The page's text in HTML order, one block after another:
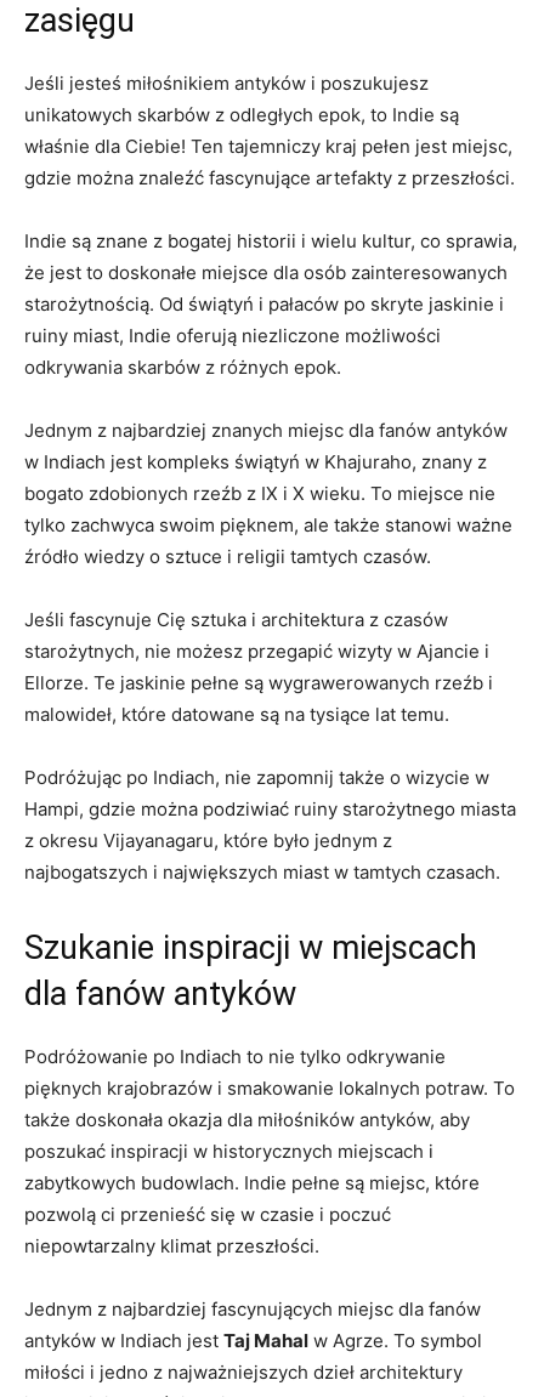
⁢zasięgu
Jeśli jesteś⁢ miłośnikiem⁤ antyków ​i ⁤poszukujesz​
unikatowych skarbów⁣ z odległych epok, to Indie są
właśnie‍ dla Ciebie! Ten tajemniczy kraj pełen jest miejsc,
gdzie można znaleźć fascynujące ​artefakty z przeszłości.
Indie są znane z bogatej historii i wielu kultur, co sprawia,
że jest to doskonałe miejsce dla osób zainteresowanych
starożytnością. Od świątyń i pałaców po ​skryte jaskinie i‌
ruiny miast, Indie oferują⁤ niezliczone możliwości
odkrywania skarbów‍ z różnych epok.
Jednym z najbardziej znanych miejsc dla fanów antyków
⁤w Indiach ​jest kompleks ​świątyń w Khajuraho, znany z
bogato⁤ zdobionych rzeźb z ‍IX i X wieku. To‍ miejsce nie
tylko zachwyca swoim pięknem, ​ale także⁣ stanowi ważne
źródło wiedzy o‍ sztuce i⁢ religii tamtych czasów.
Jeśli fascynuje Cię sztuka i architektura z czasów
starożytnych, nie możesz⁢ przegapić wizyty w Ajancie i
Ellorze.⁢ Te jaskinie pełne‍ są wygrawerowanych⁢ rzeźb i
malowideł, które datowane są na tysiące lat temu.
Podróżując po‌ Indiach, nie zapomnij także​ o⁤ wizycie ‍w
Hampi, gdzie ⁣można podziwiać ruiny starożytnego miasta
z okresu Vijayanagaru, które‌ było jednym z
najbogatszych⁣ i największych⁢ miast w tamtych czasach.
Szukanie inspiracji‍ w miejscach
dla‌ fanów antyków
Podróżowanie po Indiach⁢ to nie tylko odkrywanie
pięknych krajobrazów i smakowanie lokalnych potraw. To
także doskonała okazja​ dla miłośników antyków, aby
poszukać inspiracji w historycznych ​miejscach⁢ i‍
zabytkowych budowlach. Indie pełne są ⁤miejsc, które
pozwolą ci​ przenieść się w czasie i poczuć
niepowtarzalny klimat przeszłości.
Jednym z ⁢najbardziej fascynujących miejsc dla fanów
antyków w Indiach jest Taj‍ Mahal w Agrze. To symbol
miłości i jedno‍ z najważniejszych dzieł⁢ architektury